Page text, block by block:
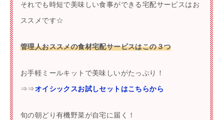
それでも時短で美味しい食事ができる宅配サービスはお
ススメです☆
管理人おススメの食材宅配サービスはこの３つ
お手軽ミールキットで美味しいがたっぷり！
⇒⇒オイシックスお試しセットはこちらから
旬の朝どり有機野菜が自宅に届く！